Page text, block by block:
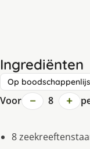
Ingrediënten
Op
Voor − 8 +
8